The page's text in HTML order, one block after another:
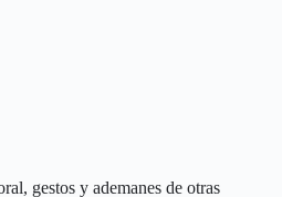
gestos y ademanes de otras